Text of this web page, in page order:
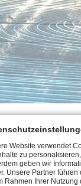
Website verwendet
zu
geben wir
Unsere Partner
Rahmen Ihrer